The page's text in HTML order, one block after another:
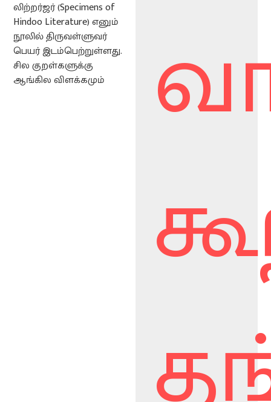
லிற்றர்ஜர் (Specimens of
Hindoo Literature) எனும்
நூலில் திருவள்ளுவர்
பெயர் இடம்பெற்றுள்ளது.
சில குறள்களுக்கு
ஆங்கில விளக்கமும்